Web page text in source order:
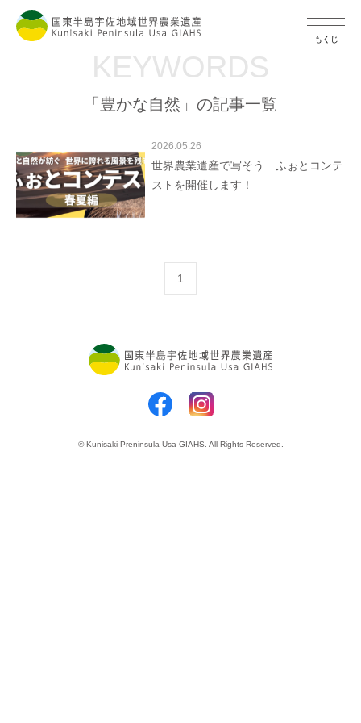
もくじ
KEYWORDS
「豊かな自然」の記事一覧
2026.05.26
世界農業遺産で写そう ふぉとコンテ
ストを開催します！
1
© Kunisaki Preninsula Usa GIAHS. All Rights Reserved.